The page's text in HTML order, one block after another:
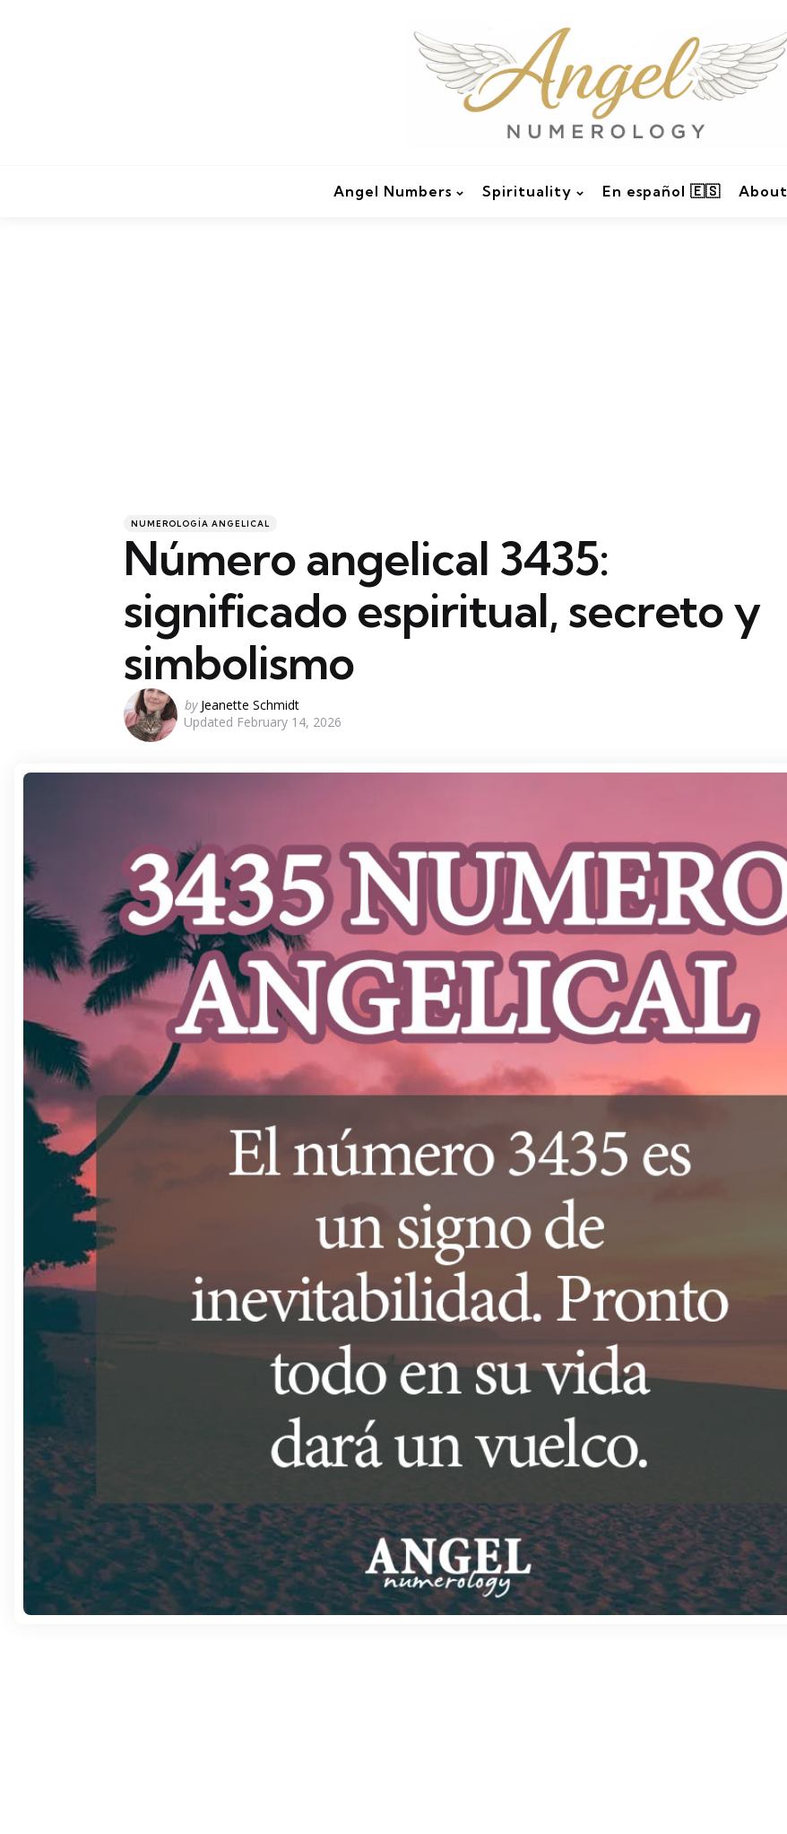
Angel Numbers Spirituality En español 🇪🇸 About
Categories
Posted
NUMEROLOGÍA ANGELICAL
Número angelical 3435:
significado espiritual, secreto y
simbolismo
Posted
by
by Jeanette Schmidt
Updated February 14, 2026